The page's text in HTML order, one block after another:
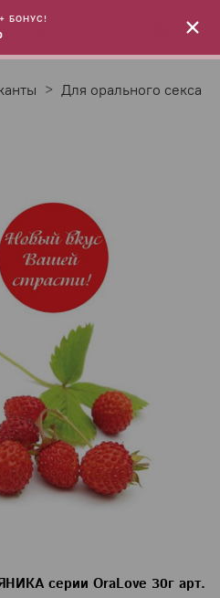
Для орального секса
серии OraLove 30г арт.
БОНУС!